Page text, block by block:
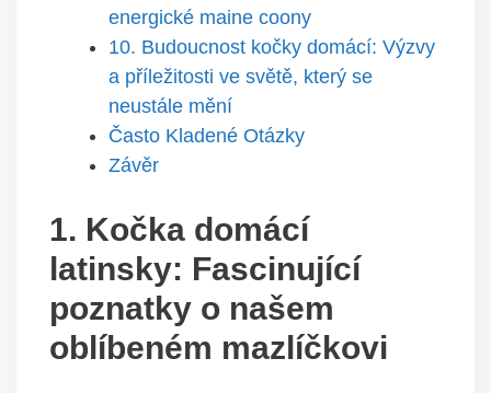
energické maine coony
10. Budoucnost kočky domácí: Výzvy
a příležitosti ve světě, který se
neustále mění
Často Kladené Otázky
Závěr
1. Kočka domácí
latinsky: Fascinující
poznatky o našem
oblíbeném mazlíčkovi